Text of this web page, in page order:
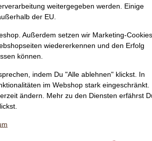
weitergegeben werden. Einige
der EU.
Außerdem setzen wir Marketing-Cookies
wiedererkennen und den Erfolg
können.
indem Du "Alle ablehnen" klickst. In
im Webshop stark eingeschränkt.
ändern. Mehr zu den Diensten erfährst